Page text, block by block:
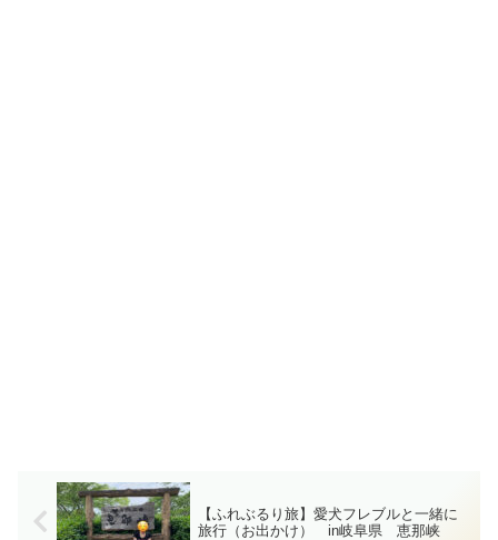
【ふれぶるり旅】愛犬フレブルと一緒に
旅行（お出かけ） in岐阜県 恵那峡